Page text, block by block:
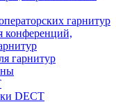
гарнитур
конференций,
гарнитур
DECT